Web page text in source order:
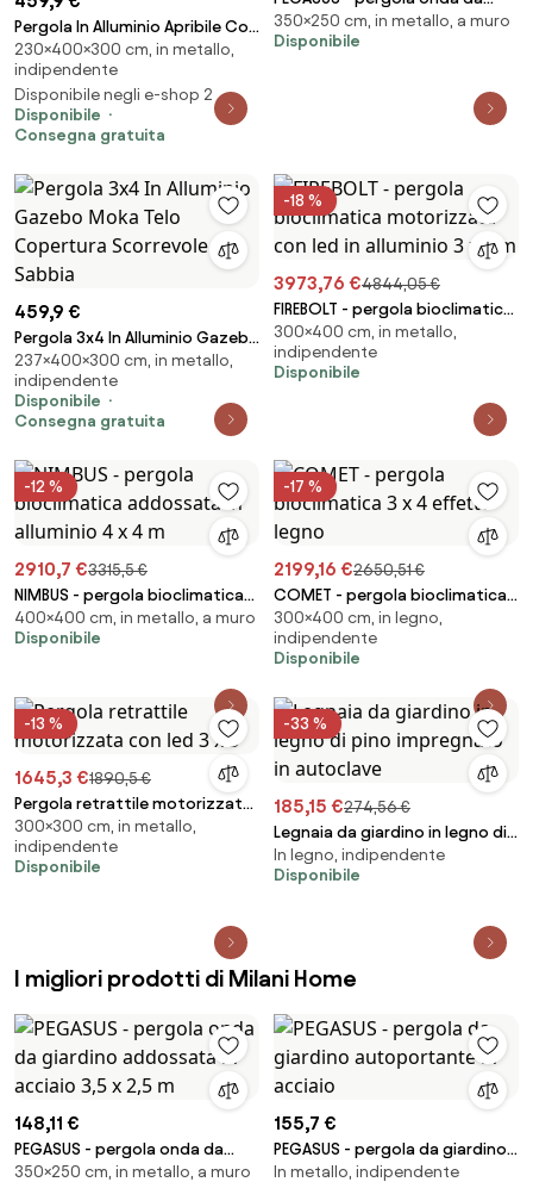
Pergola In Alluminio Apribile Con
Telo Copertura Retrattile Ecrù
4x3
230×400×300 cm, in metallo,
indipendente
Disponibile negli e-shop 2
Disponibile
Consegna gratuita
giardino addossata in acciaio
3,5 x 2,5 m
350×250 cm, in metallo, a muro
Disponibile
459,9 €
Pergola 3x4 In Alluminio Gazebo
Moka Telo Copertura
Scorrevole Sabbia
237×400×300 cm, in metallo,
indipendente
Disponibile
Consegna gratuita
-18 %
3973,76 €4844,05 €
FIREBOLT - pergola bioclimatica
motorizzata con led in
alluminio 3 x 4 m
300×400 cm, in metallo,
indipendente
Disponibile
-12 %
2910,7 €3315,5 €
NIMBUS - pergola bioclimatica
addossata in alluminio 4 x 4 m
400×400 cm, in metallo, a muro
Disponibile
-17 %
2199,16 €2650,51 €
COMET - pergola bioclimatica
3 x 4 effetto legno
300×400 cm, in legno,
indipendente
Disponibile
-13 %
1645,3 €1890,5 €
Pergola retrattile motorizzata
con led 3 x 3
300×300 cm, in metallo,
indipendente
Disponibile
-33 %
185,15 €274,56 €
Legnaia da giardino in legno di
pino impregnato in autoclave
In legno, indipendente
Disponibile
I migliori prodotti di Milani Home
148,11 €
PEGASUS - pergola onda da
giardino addossata in acciaio
350×250 cm, in metallo, a muro
155,7 €
PEGASUS - pergola da giardino
autoportante in acciaio
In metallo, indipendente